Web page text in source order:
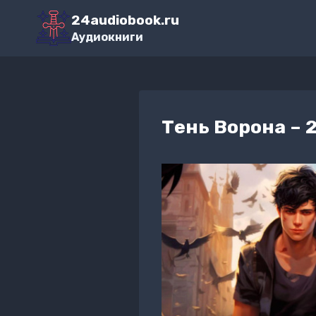
Перейти
содержимому
24audiobook.ru
Аудиокниги
Тень Ворона –